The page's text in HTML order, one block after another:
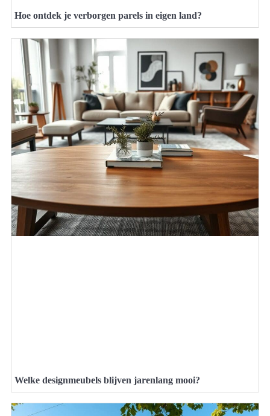
Hoe ontdek je verborgen parels in eigen land?
Welke designmeubels blijven jarenlang mooi?